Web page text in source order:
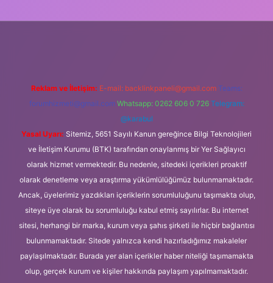
Reklam ve İletişim: E-mail: backlinkpaneli@gmail.com Teams:
forumhizmeti@gmail.com Whatsapp: 0262 606 0 726 Telegram:
@karabul
Yasal Uyarı: Sitemiz, 5651 Sayılı Kanun gereğince Bilgi Teknolojileri
ve İletişim Kurumu (BTK) tarafından onaylanmış bir Yer Sağlayıcı
olarak hizmet vermektedir. Bu nedenle, sitedeki içerikleri proaktif
olarak denetleme veya araştırma yükümlülüğümüz bulunmamaktadır.
Ancak, üyelerimiz yazdıkları içeriklerin sorumluluğunu taşımakta olup,
siteye üye olarak bu sorumluluğu kabul etmiş sayılırlar. Bu internet
sitesi, herhangi bir marka, kurum veya şahıs şirketi ile hiçbir bağlantısı
bulunmamaktadır. Sitede yalnızca kendi hazırladığımız makaleler
paylaşılmaktadır. Burada yer alan içerikler haber niteliği taşımamakta
olup, gerçek kurum ve kişiler hakkında paylaşım yapılmamaktadır.